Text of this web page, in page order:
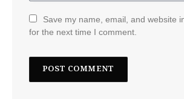
Save my name, email, and website
for the next time I comment.